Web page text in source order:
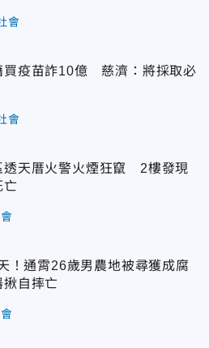
會
買疫苗詐10億 慈濟：將採取必
會
透天厝火警火煙狂竄 2樓發現
亡
！通霄26歲男農地被尋獲成腐
自摔亡